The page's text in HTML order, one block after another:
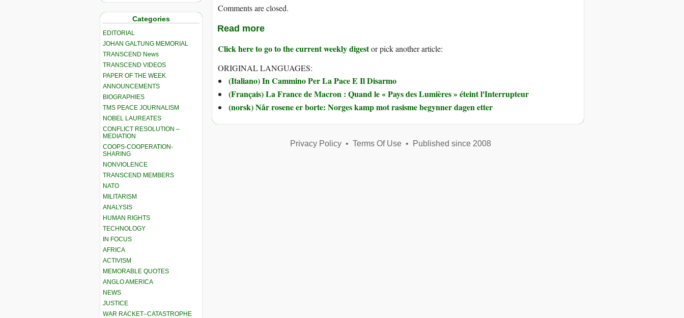
Categories
EDITORIAL
JOHAN GALTUNG MEMORIAL
TRANSCEND News
TRANSCEND VIDEOS
PAPER OF THE WEEK
ANNOUNCEMENTS
BIOGRAPHIES
TMS PEACE JOURNALISM
NOBEL LAUREATES
CONFLICT RESOLUTION –
MEDIATION
COOPS-COOPERATION-
SHARING
NONVIOLENCE
TRANSCEND MEMBERS
NATO
MILITARISM
ANALYSIS
HUMAN RIGHTS
TECHNOLOGY
IN FOCUS
AFRICA
ACTIVISM
MEMORABLE QUOTES
ANGLO AMERICA
NEWS
JUSTICE
WAR RACKET–CATASTROPHE
Comments are closed.
Read more
Click here to go to the current weekly digestor pick another article:
ORIGINAL LANGUAGES:
(Italiano) In Cammino Per La Pace E Il Disarmo
(Français) La France de Macron : Quand le « Pays des Lumières » éteint l'Interrupteur
(norsk) Når rosene er borte: Norges kamp mot rasisme begynner dagen etter
Privacy Policy• Terms Of Use• Published since 2008